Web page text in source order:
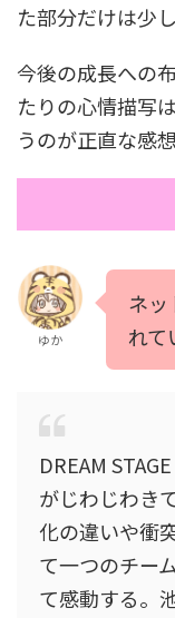
た部分だけは少
今後の成長への
たりの心情描写
うのが正直な感想
ゆか
ネッ
れて
DREAM
がじわじわき
化の違いや衝
て一つのチー
て感動する。